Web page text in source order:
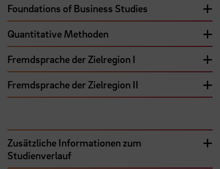
Foundations of Business Studies
Quantitative Methoden
Fremdsprache der Zielregion I
Fremdsprache der Zielregion II
Zusätzliche Informationen zum
Studienverlauf